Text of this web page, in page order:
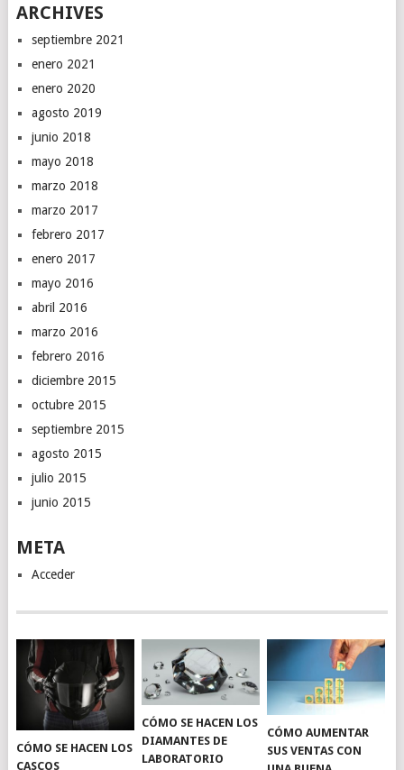
ARCHIVES
septiembre 2021
enero 2021
enero 2020
agosto 2019
junio 2018
mayo 2018
marzo 2018
marzo 2017
febrero 2017
enero 2017
mayo 2016
abril 2016
marzo 2016
febrero 2016
diciembre 2015
octubre 2015
septiembre 2015
agosto 2015
julio 2015
junio 2015
META
Acceder
CÓMO SE HACEN LOS
CASCOS
CÓMO SE HACEN LOS
DIAMANTES DE
LABORATORIO
CÓMO AUMENTAR
SUS VENTAS CON